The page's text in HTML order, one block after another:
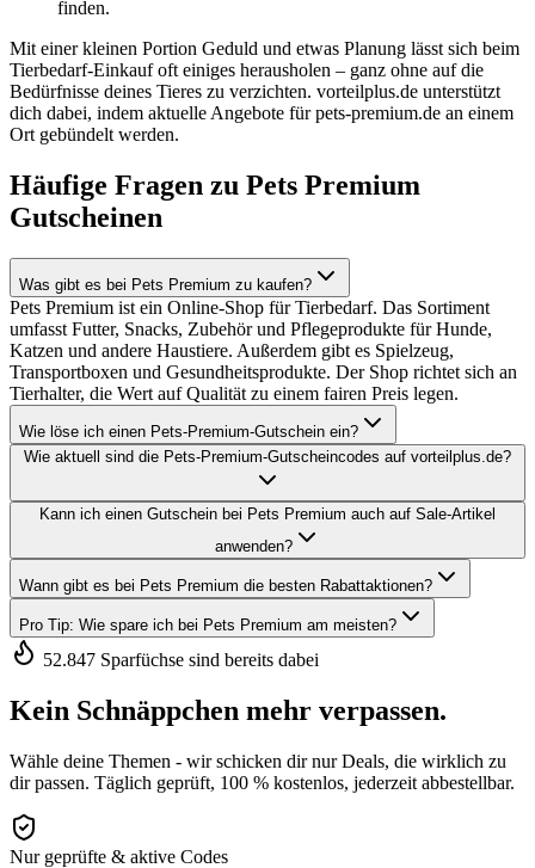
finden.
Mit einer kleinen Portion Geduld und etwas Planung lässt sich beim
Tierbedarf-Einkauf oft einiges herausholen – ganz ohne auf die
Bedürfnisse deines Tieres zu verzichten. vorteilplus.de unterstützt
dich dabei, indem aktuelle Angebote für pets-premium.de an einem
Ort gebündelt werden.
Häufige Fragen zu Pets Premium
Gutscheinen
Was gibt es bei Pets Premium zu kaufen?
Pets Premium ist ein Online-Shop für Tierbedarf. Das Sortiment
umfasst Futter, Snacks, Zubehör und Pflegeprodukte für Hunde,
Katzen und andere Haustiere. Außerdem gibt es Spielzeug,
Transportboxen und Gesundheitsprodukte. Der Shop richtet sich an
Tierhalter, die Wert auf Qualität zu einem fairen Preis legen.
Wie löse ich einen Pets-Premium-Gutschein ein?
Wie aktuell sind die Pets-Premium-Gutscheincodes auf vorteilplus.de?
Kann ich einen Gutschein bei Pets Premium auch auf Sale-Artikel
anwenden?
Wann gibt es bei Pets Premium die besten Rabattaktionen?
Pro Tip: Wie spare ich bei Pets Premium am meisten?
52.847 Sparfüchse sind bereits dabei
Kein Schnäppchen mehr verpassen.
Wähle deine Themen - wir schicken dir nur Deals, die wirklich zu
dir passen. Täglich geprüft, 100 % kostenlos, jederzeit abbestellbar.
Nur geprüfte & aktive Codes